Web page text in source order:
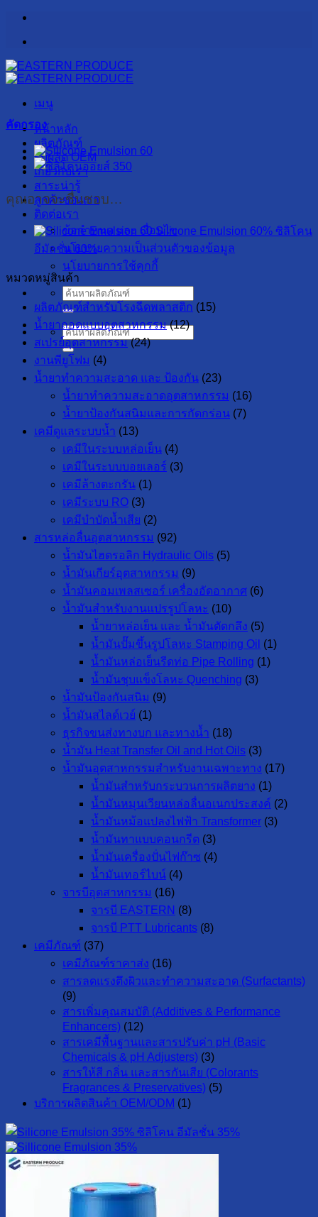
ข้าม
เนื้อหา
เมนู
หน้าหลัก
ผลิตภัณฑ์
รับผลิต OEM
เกี่ยวกับเรา
สาระน่ารู้
ลูกค้าของเรา
ติดต่อเรา
ข้อกำหนด และ เงื่อนไข
นโยบายความเป็นส่วนตัวของข้อมูล
นโยบายการใช้คุกกี้
ค้นหา:
ค้นหา:
คัดกรอง
คุณอาจจะชื่นชอบ…
Silicone Emulsion 60% ซิลิโคน
อีมัลชั่น 60%
หมวดหมู่สินค้า
ผลิตภัณฑ์สำหรับโรงฉีดพลาสติก (15)
น้ำยาถอดแบบอุตสาหกรรม (12)
สเปรย์อุตสาหกรรม (24)
งานพียูโฟม (4)
น้ำยาทำความสะอาด และ ป้องกัน (23)
น้ำยาทำความสะอาดอุตสาหกรรม (16)
น้ำยาป้องกันสนิมและการกัดกร่อน (7)
เคมีดูแลระบบน้ำ (13)
เคมีในระบบหล่อเย็น (4)
เคมีในระบบบอยเลอร์ (3)
เคมีล้างตะกรัน (1)
เคมีระบบ RO (3)
เคมีบำบัดน้ำเสีย (2)
สารหล่อลื่นอุตสาหกรรม (92)
น้ำมันไฮดรอลิก Hydraulic Oils (5)
น้ำมันเกียร์อุตสาหกรรม (9)
น้ำมันคอมเพลสเซอร์ เครื่องอัดอากาศ (6)
น้ำมันสำหรับงานแปรรูปโลหะ (10)
น้ำยาหล่อเย็น และ น้ำมันตัดกลึง (5)
น้ำมันปั๊มขึ้นรูปโลหะ Stamping Oil (1)
น้ำมันหล่อเย็นรีดท่อ Pipe Rolling (1)
น้ำมันชุบแข็งโลหะ Quenching (3)
น้ำมันป้องกันสนิม (9)
น้ำมันสไลด์เวย์ (1)
ธุรกิจขนส่งทางบก และทางน้ำ (18)
น้ำมัน Heat Transfer Oil and Hot Oils (3)
น้ำมันอุตสาหกรรมสำหรับงานเฉพาะทาง (17)
น้ำมันสำหรับกระบวนการผลิตยาง (1)
น้ำมันหมุนเวียนหล่อลื่นอเนกประสงค์ (2)
น้ำมันหม้อแปลงไฟฟ้า Transformer (3)
น้ำมันทาแบบคอนกรีต (3)
น้ำมันเครื่องปั่นไฟก๊าซ (4)
น้ำมันเทอร์ไบน์ (4)
จารบีอุตสาหกรรม (16)
จารบี EASTERN (8)
จารบี PTT Lubricants (8)
เคมีภัณฑ์ (37)
เคมีภัณฑ์ราคาส่ง (16)
สารลดแรงตึงผิวและทำความสะอาด (Surfactants)
(9)
สารเพิ่มคุณสมบัติ (Additives & Performance
Enhancers) (12)
สารเคมีพื้นฐานและสารปรับค่า pH (Basic
Chemicals & pH Adjusters) (3)
สารให้สี กลิ่น และสารกันเสีย (Colorants
Fragrances & Preservatives) (5)
บริการผลิตสินค้า OEM/ODM (1)